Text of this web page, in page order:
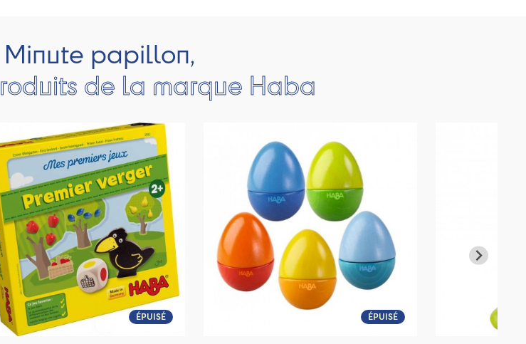
Minute papillon,
de la marque Haba
ÉPUISÉ ÉPUISÉ